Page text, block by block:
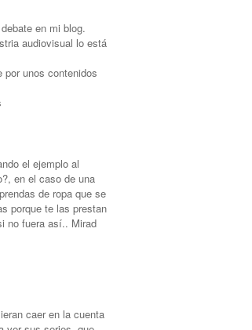
en mi blog.
audiovisual lo está
por unos contenidos
el ejemplo al
en el caso de una
de ropa que se
porque te las prestan
no fuera así.. Mirad
caer en la cuenta